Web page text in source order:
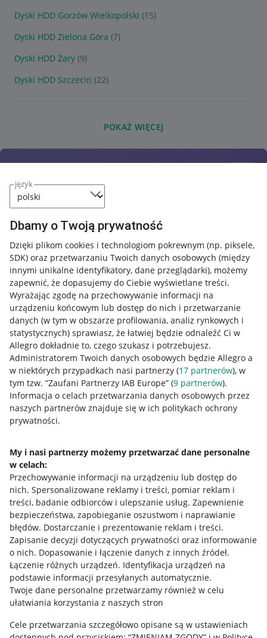
język
Dbamy o Twoją prywatność
Dzięki plikom cookies i technologiom pokrewnym (np. piksele,
SDK) oraz przetwarzaniu Twoich danych osobowych (między
innymi unikalne identyfikatory, dane przeglądarki), możemy
zapewnić, że dopasujemy do Ciebie wyświetlane treści.
Wyrażając zgodę na przechowywanie informacji na
urządzeniu końcowym lub dostęp do nich i przetwarzanie
danych (w tym w obszarze profilowania, analiz rynkowych i
statystycznych) sprawiasz, że łatwiej będzie odnaleźć Ci w
Allegro dokładnie to, czego szukasz i potrzebujesz.
Administratorem Twoich danych osobowych będzie Allegro a
w niektórych przypadkach nasi partnerzy (17 partnerów), w
tym tzw. “Zaufani Partnerzy IAB Europe” (9 partnerów).
Informacja o celach przetwarzania danych osobowych przez
naszych partnerów znajduje się w ich politykach ochrony
prywatności.
My i nasi partnerzy możemy przetwarzać dane personalne
w celach:
Przechowywanie informacji na urządzeniu lub dostęp do
nich. Spersonalizowane reklamy i treści, pomiar reklam i
treści, badanie odbiorców i ulepszanie usług. Zapewnienie
bezpieczeństwa, zapobieganie oszustwom i naprawianie
błędów. Dostarczanie i prezentowanie reklam i treści.
Zapisanie decyzji dotyczących prywatności oraz informowanie
o nich. Dopasowanie i łączenie danych z innych źródeł.
Łączenie różnych urządzeń. Identyfikacja urządzeń na
podstawie informacji przesyłanych automatycznie.
Twoje dane personalne przetwarzamy również w celu
ułatwiania korzystania z naszych stron
Cele przetwarzania szczegółowo opisane są w ustawieniach
Dyski HDD Gorzów Wielkopolski (15)
Dyski HDD Zielona Góra (7)
Dyski HDD Żary (9)
Dyski HDD Szczecin (22)
POKAŻ WIĘCEJ
Przydatne informacje
Jak to działa
Allegro Gadane dla sprzedających
Allegro Gadane dla kupujących
Mapa miejscowości
Informacje prawne
Regulamin
Polityka plików "cookies"
Ustawienia plików "cookies"
Udostępnianie lokalizacji